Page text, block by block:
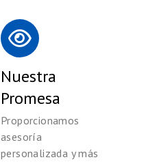
Nuestra
Promesa
Proporcionamos
asesoría
personalizada y más